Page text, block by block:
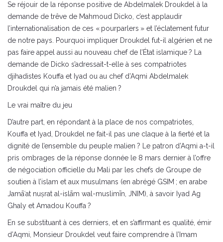
Se réjouir de la réponse positive de Abdelmalek Droukdel à la
demande de trêve de Mahmoud Dicko, c’est applaudir
l’internationalisation de ces « pourparlers » et l’éclatement futur
de notre pays. Pourquoi impliquer Droukdel fut-il algérien et ne
pas faire appel aussi au nouveau chef de l’État islamique ? La
demande de Dicko s’adressait-t-elle à ses compatriotes
djihadistes Kouffa et Iyad ou au chef d’Aqmi Abdelmalek
Droukdel qui n’a jamais été malien ?
Le vrai maître du jeu
D’autre part, en répondant à la place de nos compatriotes,
Kouffa et Iyad, Droukdel ne fait-il pas une claque à la fierté et la
dignité de l’ensemble du peuple malien ? Le patron d’Aqmi a-t-il
pris ombrages de la réponse donnée le 8 mars dernier à l’offre
de négociation officielle du Mali par les chefs de Groupe de
soutien à l’islam et aux musulmans (en abrégé GSIM ; en arabe
Jamāʿat nuṣrat al-islām wal-muslimīn, JNIM), à savoir Iyad Ag
Ghaly et Amadou Kouffa ?
En se substituant à ces derniers, et en s’affirmant es qualité, émir
d’Aqmi, Monsieur Droukdel veut faire comprendre à l’Imam